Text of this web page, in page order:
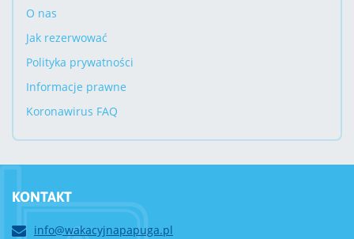
O nas
Jak rezerwować
Polityka prywatności
Informacje prawne
Koronawirus FAQ
KONTAKT
info@wakacyjnapapuga.pl